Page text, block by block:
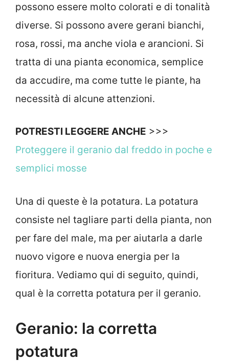
possono essere molto colorati e di tonalità
diverse. Si possono avere gerani bianchi,
rosa, rossi, ma anche viola e arancioni. Si
tratta di una pianta economica, semplice
da accudire, ma come tutte le piante, ha
necessità di alcune attenzioni.
POTRESTI LEGGERE ANCHE >>>
Proteggere il geranio dal freddo in poche e
semplici mosse
Una di queste è la potatura. La potatura
consiste nel tagliare parti della pianta, non
per fare del male, ma per aiutarla a darle
nuovo vigore e nuova energia per la
fioritura. Vediamo qui di seguito, quindi,
qual è la corretta potatura per il geranio.
Geranio: la corretta
potatura